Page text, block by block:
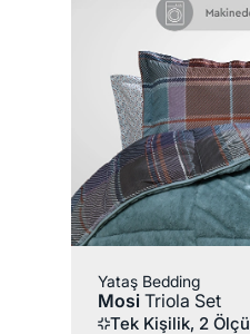
Yataş Bedding
Mosi Triola Set
Tek Kişilik, 2 Ölçü